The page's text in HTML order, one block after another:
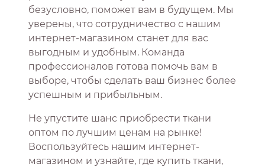
безусловно, поможет вам в будущем. Мы
уверены, что сотрудничество с нашим
интернет-магазином станет для вас
выгодным и удобным. Команда
профессионалов готова помочь вам в
выборе, чтобы сделать ваш бизнес более
успешным и прибыльным.
Не упустите шанс приобрести ткани
оптом по лучшим ценам на рынке!
Воспользуйтесь нашим интернет-
магазином и узнайте, где купить ткани,